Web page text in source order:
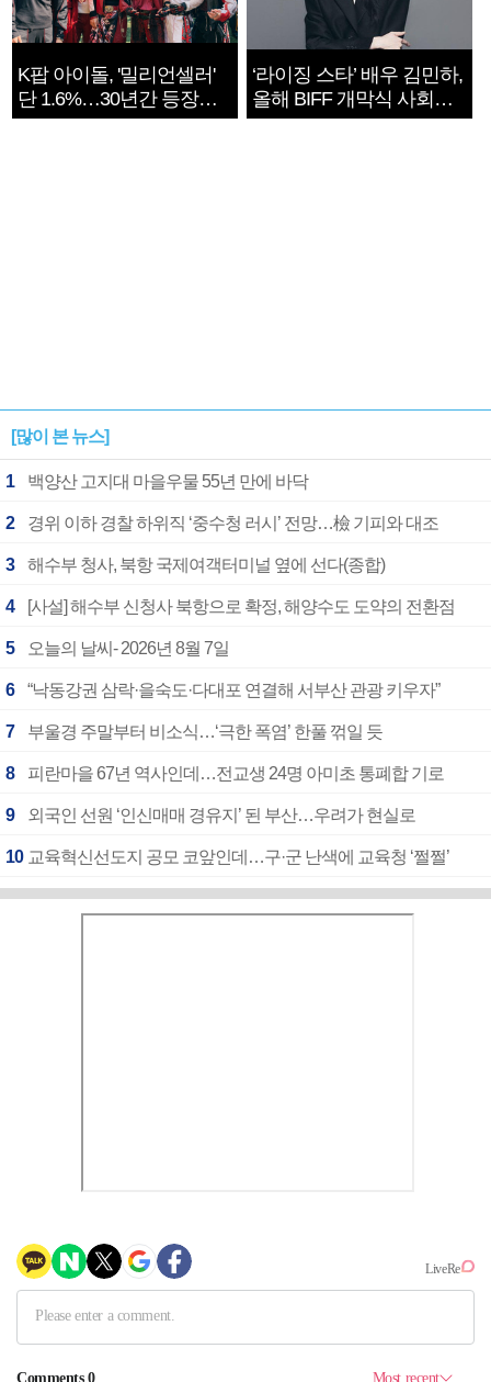
K팝 아이돌, '밀리언셀러'
단 1.6%…30년간 등장
1182개팀 전수조사
‘라이징 스타’ 배우 김민하,
올해 BIFF 개막식 사회자
확정
[많이 본 뉴스]
1 백양산 고지대 마을우물 55년 만에 바닥
2 경위 이하 경찰 하위직 ‘중수청 러시’ 전망…檢 기피와 대조
3 해수부 청사, 북항 국제여객터미널 옆에 선다(종합)
4 [사설] 해수부 신청사 북항으로 확정, 해양수도 도약의 전환점
5 오늘의 날씨- 2026년 8월 7일
6 “낙동강권 삼락·을숙도·다대포 연결해 서부산 관광 키우자”
7 부울경 주말부터 비소식…‘극한 폭염’ 한풀 꺾일 듯
8 피란마을 67년 역사인데…전교생 24명 아미초 통폐합 기로
9 외국인 선원 ‘인신매매 경유지’ 된 부산…우려가 현실로
10 교육혁신선도지 공모 코앞인데…구·군 난색에 교육청 ‘쩔쩔’